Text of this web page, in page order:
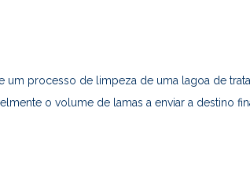
processo de limpeza de uma lagoa de
o volume de lamas a enviar a destino